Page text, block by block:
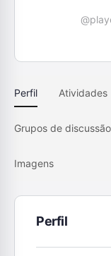
Perfil Atividades
Grupos de discussão
Imagens
Perfil